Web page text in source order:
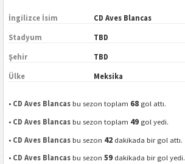
İngilizce İsim CD Aves Blancas
Stadyum TBD
Şehir TBD
Ülke Meksika
• CD Aves Blancas bu sezon toplam 68 gol attı.
• CD Aves Blancas bu sezon toplam 49 gol yedi.
• CD Aves Blancas bu sezon 42 dakikada bir gol attı.
• CD Aves Blancas bu sezon59 dakikada bir gol yedi.